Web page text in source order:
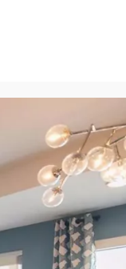
qualität beim
ist
ago